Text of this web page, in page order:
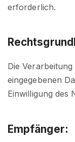
erforderlich.
Die
eingegebenen
Einwilligung des
Empfänger: